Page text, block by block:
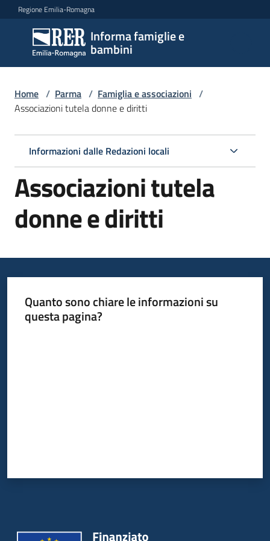
Vai al contenuto
Vai alla navigazione
Vai al footer
Regione Emilia-Romagna
Informa famiglie e
bambini
Informa
famiglie
e
bambini
Argomenti
Servizi
Centri
Informazioni
locali
Home / Parma / Famiglia e associazioni /
Associazioni tutela donne e diritti
Informazioni dalle Redazioni locali
Associazioni tutela
donne e diritti
Quanto sono chiare le informazioni su
questa pagina?